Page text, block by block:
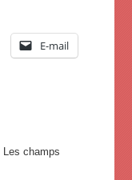
E-mail
Les champs